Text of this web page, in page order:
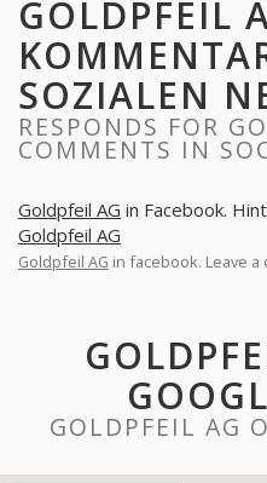
GOLDPFEIL
SOZIALEN
RESPONDS FOR
COMMENTS IN
Goldpfeil AG in Facebook.
Goldpfeil AG
Goldpfeil AG in facebook. Leave
GOLDPFEIL AG